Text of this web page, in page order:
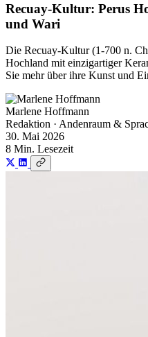
Recuay-Kultur: Perus
und Wari
Die Recuay-Kultur (1-700 n.
Hochland mit einzigartiger
Sie mehr über ihre Kunst und
Marlene Hoffmann
Redaktion · Andenraum &
30. Mai 2026
8 Min. Lesezeit